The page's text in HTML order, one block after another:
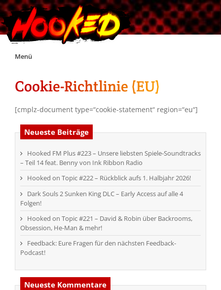
Skip
Menü
Unterstützt Hooked!
Exklusiv für Supporter*innen
Impressum
Jobs
Discord
Cookie-Richtlinie (EU)
[cmplz-document type=“cookie-statement“ region=“eu“]
Neueste Beiträge
Hooked FM Plus #223 – Unsere liebsten Spiele-Soundtracks
– Teil 14 feat. Benny von Ink Ribbon Radio
Hooked on Topic #222 – Rückblick aufs 1. Halbjahr 2026!
Dark Souls 2 Sunken King DLC – Early Access auf alle 4
Folgen!
Hooked on Topic #221 – David & Robin über Backrooms,
Obsession, He-Man & mehr!
Feedback: Eure Fragen für den nächsten Feedback-
Podcast!
Neueste Kommentare